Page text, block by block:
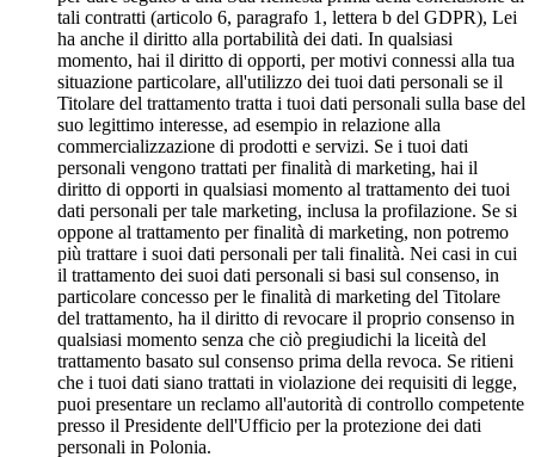
tali contratti (articolo 6, paragrafo 1, lettera b del GDPR), Lei
ha anche il diritto alla portabilità dei dati. In qualsiasi
momento, hai il diritto di opporti, per motivi connessi alla tua
situazione particolare, all'utilizzo dei tuoi dati personali se il
Titolare del trattamento tratta i tuoi dati personali sulla base del
suo legittimo interesse, ad esempio in relazione alla
commercializzazione di prodotti e servizi. Se i tuoi dati
personali vengono trattati per finalità di marketing, hai il
diritto di opporti in qualsiasi momento al trattamento dei tuoi
dati personali per tale marketing, inclusa la profilazione. Se si
oppone al trattamento per finalità di marketing, non potremo
più trattare i suoi dati personali per tali finalità. Nei casi in cui
il trattamento dei suoi dati personali si basi sul consenso, in
particolare concesso per le finalità di marketing del Titolare
del trattamento, ha il diritto di revocare il proprio consenso in
qualsiasi momento senza che ciò pregiudichi la liceità del
trattamento basato sul consenso prima della revoca. Se ritieni
che i tuoi dati siano trattati in violazione dei requisiti di legge,
puoi presentare un reclamo all'autorità di controllo competente
presso il Presidente dell'Ufficio per la protezione dei dati
personali in Polonia.